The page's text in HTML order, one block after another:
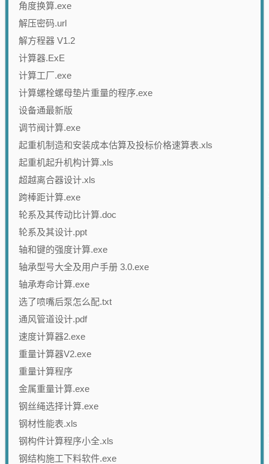
角度换算.exe
解压密码.url
解方程器 V1.2
计算器.ExE
计算工厂.exe
计算螺栓螺母垫片重量的程序.exe
设备通最新版
调节阀计算.exe
起重机制造和安装成本估算及投标价格速算表.xls
起重机起升机构计算.xls
超越离合器设计.xls
跨棒距计算.exe
轮系及其传动比计算.doc
轮系及其设计.ppt
轴和键的强度计算.exe
轴承型号大全及用户手册 3.0.exe
轴承寿命计算.exe
选了喷嘴后泵怎么配.txt
通风管道设计.pdf
速度计算器2.exe
重量计算器V2.exe
重量计算程序
金属重量计算.exe
钢丝绳选择计算.exe
钢材性能表.xls
钢构件计算程序小全.xls
钢结构施工下料软件.exe